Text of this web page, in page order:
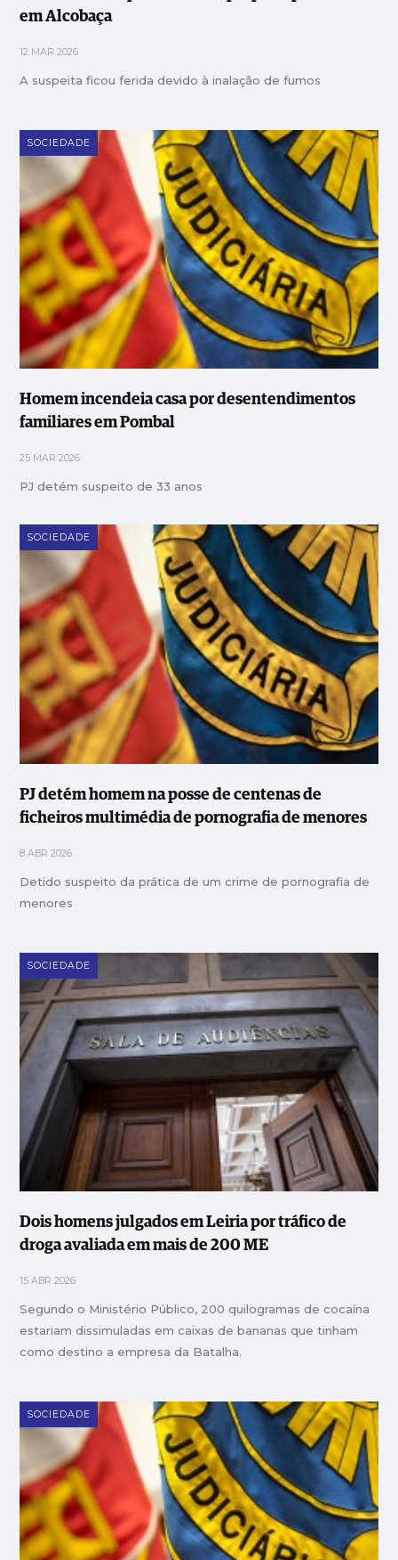
em Alcobaça
12 MAR 2026
A suspeita ficou ferida devido à inalação de fumos
SOCIEDADE
Homem incendeia casa por desentendimentos
familiares em Pombal
25 MAR 2026
PJ detém suspeito de 33 anos
SOCIEDADE
PJ detém homem na posse de centenas de
ficheiros multimédia de pornografia de menores
8 ABR 2026
Detido suspeito da prática de um crime de pornografia de
menores
SOCIEDADE
Dois homens julgados em Leiria por tráfico de
droga avaliada em mais de 200 ME
15 ABR 2026
Segundo o Ministério Público, 200 quilogramas de cocaína
estariam dissimuladas em caixas de bananas que tinham
como destino a empresa da Batalha.
SOCIEDADE